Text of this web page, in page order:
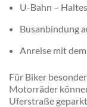
U-Bahn –
Busanbindung
Anreise mit
Für Biker
Motorräder
Uferstraße